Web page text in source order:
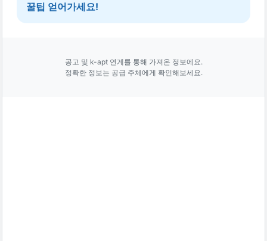
꿀팁 얻어가세요!
공고 및 k-apt 연계를 통해 가져온 정보에요.
정확한 정보는 공급 주체에게 확인해보세요.